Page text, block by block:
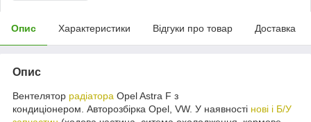
Опис Характеристики Відгуки про товар Доставка
Опис
Вентелятор радіатора Opel Astra F з
кондиціонером. Авторозбірка Opel, VW. У наявності нові і Б/У